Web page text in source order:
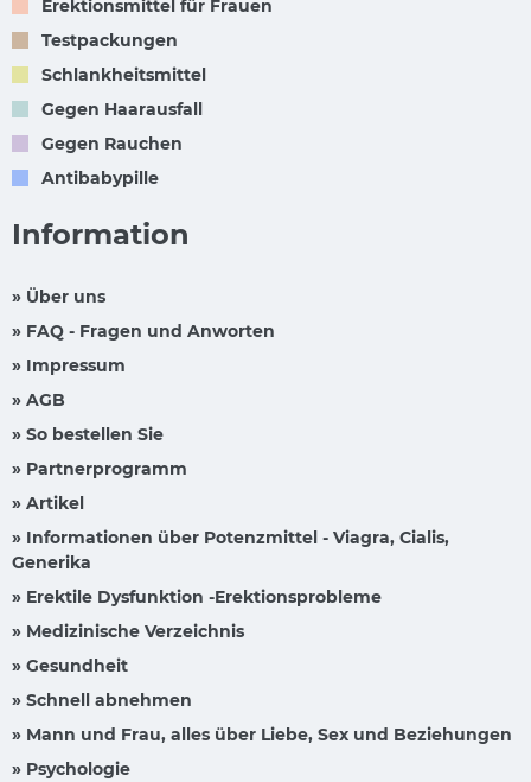
Erektionsmittel für Frauen
Testpackungen
Schlankheitsmittel
Gegen Haarausfall
Gegen Rauchen
Antibabypille
Information
» Über uns
» FAQ - Fragen und Anworten
» Impressum
» AGB
» So bestellen Sie
» Partnerprogramm
» Artikel
» Informationen über Potenzmittel - Viagra, Cialis,
Generika
» Erektile Dysfunktion -Erektionsprobleme
» Medizinische Verzeichnis
» Gesundheit
» Schnell abnehmen
» Mann und Frau, alles über Liebe, Sex und Beziehungen
» Psychologie